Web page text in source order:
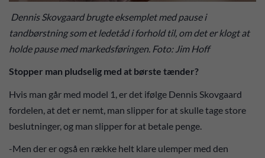
Dennis Skovgaard brugte eksemplet med pause i
tandbørstning som et ledetåd i forhold til, om det er klogt at
holde pause med markedsføringen. Foto: Jim Hoff
Stopper man pludselig med at børste tænder?
Hvis man går med model 1, er det ifølge Dennis Skovgaard
fordelen, at det er nemt, man slipper for at skulle tage store
beslutninger, og man slipper for at betale penge.
-Men der er også en række helt klare ulemper med den